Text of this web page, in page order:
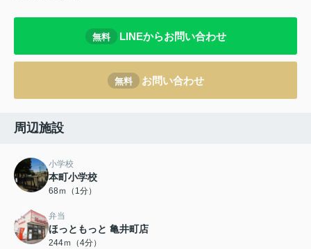
無料 LINEからお問い合わせ
無料 お問い合わせ
周辺施設
小学校
本町小学校
68ｍ（1分）
弁当
ほっともっと 亀井町店
244ｍ（4分）